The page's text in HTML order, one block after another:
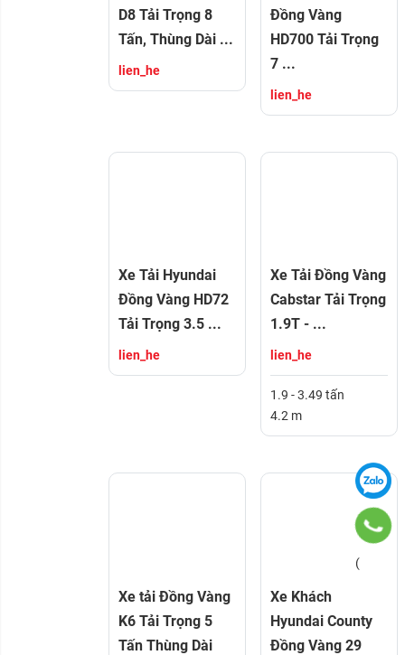
BảngD8 Tải Trọng 8
Tấn, Thùng Dài ...
lien_he
Đồng Vàng
HD700 Tải Trọng
7 ...
lien_he
Xe Tải Hyundai
Đồng Vàng HD72
Tải Trọng 3.5 ...
lien_he
Xe Tải Đồng Vàng
Cabstar Tải Trọng
1.9T - ...
lien_he
1.9 - 3.49 tấn
4.2 m
Xe tải Đồng Vàng
K6 Tải Trọng 5
Tấn Thùng Dài
Xe Khách
Hyundai County
Đồng Vàng 29
(